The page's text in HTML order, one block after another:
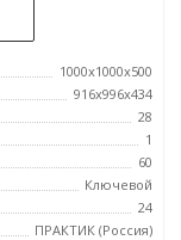
1000x1000x500
916x996x434
28
1
60
Ключевой
24
ПРАКТИК (Россия)